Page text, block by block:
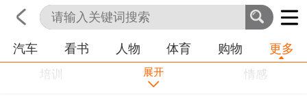
首页 科技 生活 职业
汽车 看书 人物 体育 购物 更多
培训 学习
情感
展开